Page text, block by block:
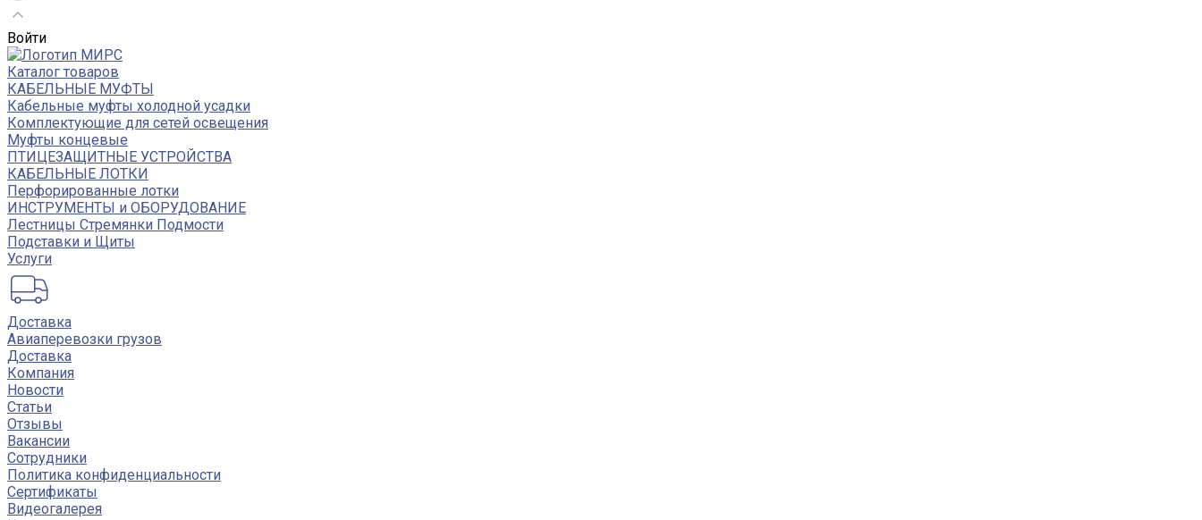
Войти
Каталог товаров
КАБЕЛЬНЫЕ МУФТЫ
Кабельные муфты холодной усадки
Комплектующие для сетей освещения
Муфты концевые
ПТИЦЕЗАЩИТНЫЕ УСТРОЙСТВА
КАБЕЛЬНЫЕ ЛОТКИ
Перфорированные лотки
ИНСТРУМЕНТЫ и ОБОРУДОВАНИЕ
Лестницы Стремянки Подмости
Подставки и Щиты
Услуги
Доставка
Авиаперевозки грузов
Доставка
Компания
Новости
Статьи
Отзывы
Вакансии
Сотрудники
Политика конфиденциальности
Сертификаты
Видеогалерея